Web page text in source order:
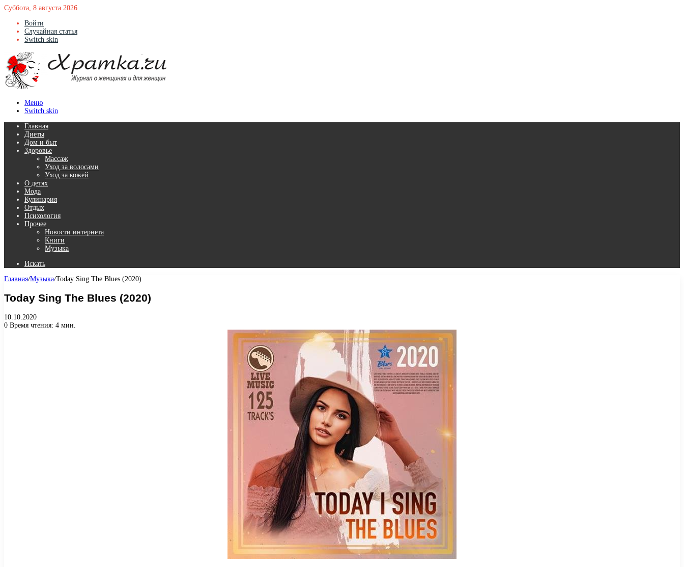
Суббота, 8 августа 2026
Войти
Случайная статья
Switch skin
Меню
Switch skin
Главная
Диеты
Дом и быт
Здоровье
Массаж
Уход за волосами
Уход за кожей
О детях
Мода
Кулинария
Отдых
Психология
Прочее
Новости интернета
Книги
Музыка
Искать
Главная/Музыка/Today Sing The Blues (2020)
Today Sing The Blues (2020)
10.10.2020
0 Время чтения: 4 мин.